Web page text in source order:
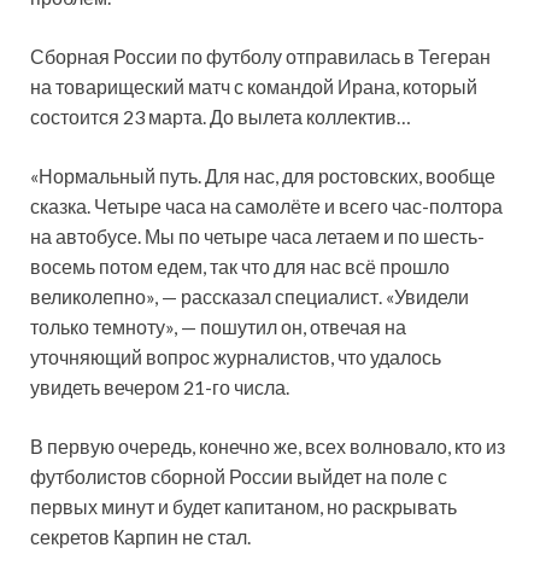
Сборная России по футболу отправилась в Тегеран
на товарищеский матч с командой Ирана, который
состоится 23 марта. До вылета коллектив…
«Нормальный путь. Для нас, для ростовских, вообще
сказка. Четыре часа на самолёте и всего час-полтора
на автобусе. Мы по четыре часа летаем и по шесть-
восемь потом едем, так что для нас всё прошло
великолепно», — рассказал специалист. «Увидели
только темноту», — пошутил он, отвечая на
уточняющий вопрос журналистов, что удалось
увидеть вечером 21-го числа.
В первую очередь, конечно же, всех волновало, кто из
футболистов сборной России выйдет на поле с
первых минут и будет капитаном, но раскрывать
секретов Карпин не стал.